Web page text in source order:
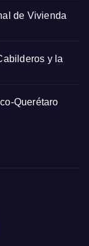
de Vivienda
y la
Querétaro